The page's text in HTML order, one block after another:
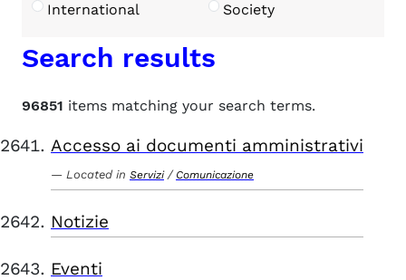
International
Society
Search results
96851 items matching your search terms.
Accesso ai documenti amministrativi
Located in Servizi / Comunicazione
Notizie
Eventi